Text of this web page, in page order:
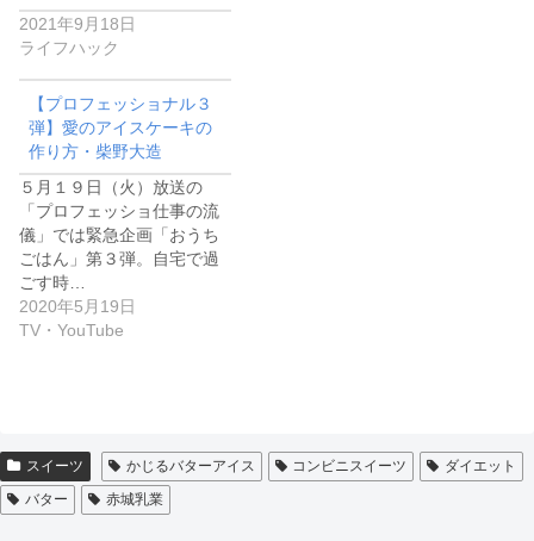
2021年9月18日
ライフハック
【プロフェッショナル３
弾】愛のアイスケーキの
作り方・柴野大造
５月１９日（火）放送の
「プロフェッショ仕事の流
儀」では緊急企画「おうち
ごはん」第３弾。自宅で過
ごす時…
2020年5月19日
TV・YouTube
スイーツ かじるバターアイス コンビニスイーツ
ダイエット
バター
赤城乳業